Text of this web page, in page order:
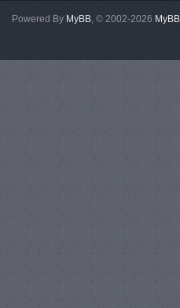
Powered By MyBB, © 2002-2026